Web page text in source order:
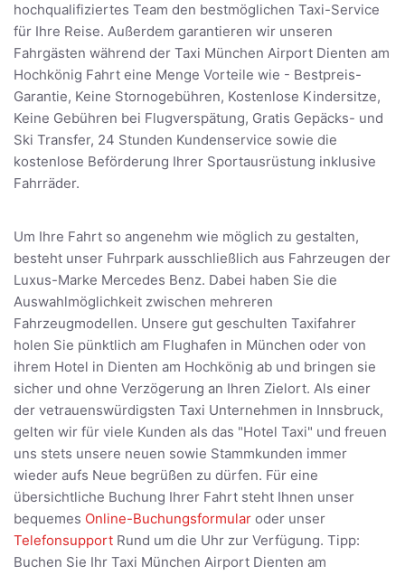
hochqualifiziertes Team den bestmöglichen Taxi-Service
für Ihre Reise. Außerdem garantieren wir unseren
Fahrgästen während der Taxi München Airport Dienten am
Hochkönig Fahrt eine Menge Vorteile wie - Bestpreis-
Garantie, Keine Stornogebühren, Kostenlose Kindersitze,
Keine Gebühren bei Flugverspätung, Gratis Gepäcks- und
Ski Transfer, 24 Stunden Kundenservice sowie die
kostenlose Beförderung Ihrer Sportausrüstung inklusive
Fahrräder.
Um Ihre Fahrt so angenehm wie möglich zu gestalten,
besteht unser Fuhrpark ausschließlich aus Fahrzeugen der
Luxus-Marke Mercedes Benz. Dabei haben Sie die
Auswahlmöglichkeit zwischen mehreren
Fahrzeugmodellen. Unsere gut geschulten Taxifahrer
holen Sie pünktlich am Flughafen in München oder von
ihrem Hotel in Dienten am Hochkönig ab und bringen sie
sicher und ohne Verzögerung an Ihren Zielort. Als einer
der vetrauenswürdigsten Taxi Unternehmen in Innsbruck,
gelten wir für viele Kunden als das "Hotel Taxi" und freuen
uns stets unsere neuen sowie Stammkunden immer
wieder aufs Neue begrüßen zu dürfen. Für eine
übersichtliche Buchung Ihrer Fahrt steht Ihnen unser
bequemes Online-Buchungsformular oder unser
Telefonsupport Rund um die Uhr zur Verfügung. Tipp:
Buchen Sie Ihr Taxi München Airport Dienten am